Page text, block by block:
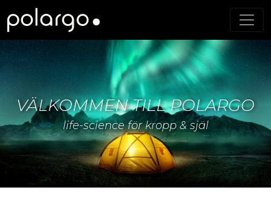
VÄLKOMMEN TILL POLARGO
life-science för kropp & själ